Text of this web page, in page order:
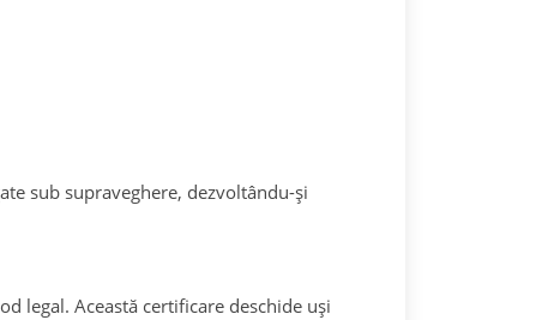
sub supraveghere, dezvoltându-și
legal. Această certificare deschide uși